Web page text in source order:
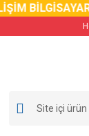
BİLGİSAYAR